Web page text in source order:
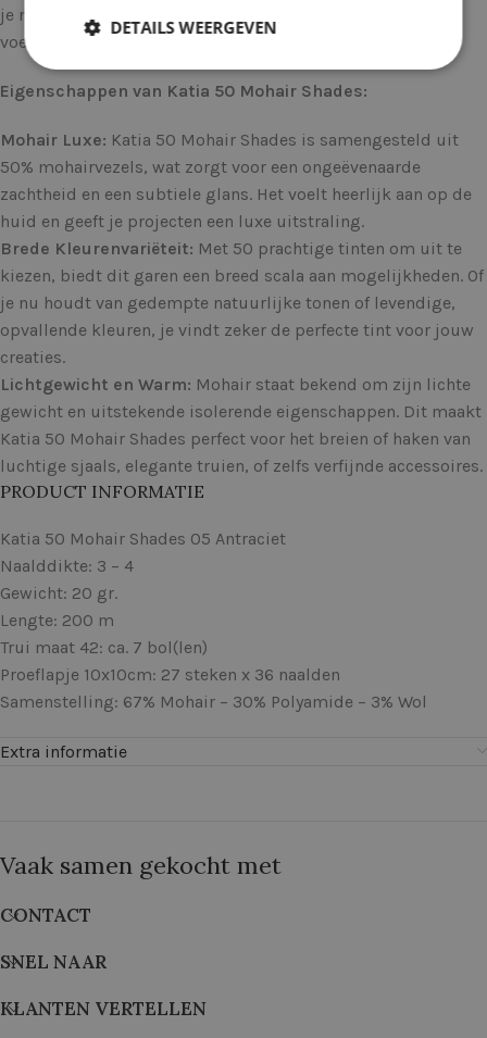
je nu een ervaren handwerker bent of net begint, dit garen
voegt een vleugje elegantie toe aan al je projecten.
Eigenschappen van Katia 50 Mohair Shades:
Mohair Luxe: Katia 50 Mohair Shades is samengesteld uit
50% mohairvezels, wat zorgt voor een ongeëvenaarde
zachtheid en een subtiele glans. Het voelt heerlijk aan op de
huid en geeft je projecten een luxe uitstraling.
Brede Kleurenvariëteit: Met 50 prachtige tinten om uit te
kiezen, biedt dit garen een breed scala aan mogelijkheden. Of
je nu houdt van gedempte natuurlijke tonen of levendige,
opvallende kleuren, je vindt zeker de perfecte tint voor jouw
creaties.
Lichtgewicht en Warm: Mohair staat bekend om zijn lichte
gewicht en uitstekende isolerende eigenschappen. Dit maakt
Katia 50 Mohair Shades perfect voor het breien of haken van
luchtige sjaals, elegante truien, of zelfs verfijnde accessoires.
PRODUCT INFORMATIE
Katia 50 Mohair Shades 05 Antraciet
Naalddikte: 3 – 4
Gewicht: 20 gr.
Lengte: 200 m
Trui maat 42: ca. 7 bol(len)
Proeflapje 10x10cm: 27 steken x 36 naalden
Samenstelling: 67% Mohair – 30% Polyamide – 3% Wol
Extra informatie
Vaak samen gekocht met
CONTACT
SNEL NAAR
KLANTEN VERTELLEN
DETAILS WEERGEVEN